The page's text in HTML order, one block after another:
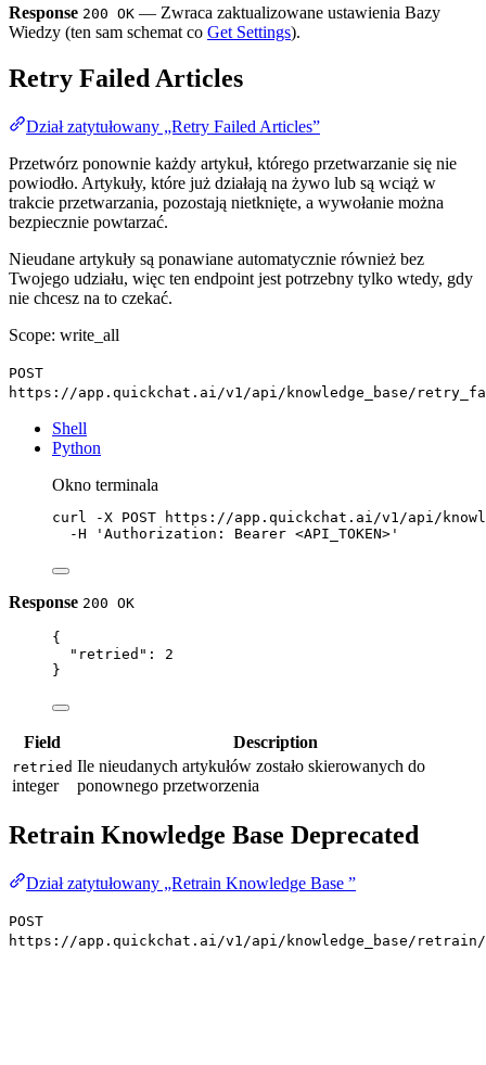
Response 200 OK — Zwraca zaktualizowane ustawienia Bazy
Wiedzy (ten sam schemat co Get Settings).
Retry Failed Articles
Dział zatytułowany „Retry Failed Articles”
Przetwórz ponownie każdy artykuł, którego przetwarzanie się nie
powiodło. Artykuły, które już działają na żywo lub są wciąż w
trakcie przetwarzania, pozostają nietknięte, a wywołanie można
bezpiecznie powtarzać.
Nieudane artykuły są ponawiane automatycznie również bez
Twojego udziału, więc ten endpoint jest potrzebny tylko wtedy, gdy
nie chcesz na to czekać.
Scope: write_all
POST
https://app.quickchat.ai/v1/api/knowledge_base/
Shell
Python
Okno terminala
curl -X POST
https://app.quickchat.ai/v1/api/
-H
'Authorization: Bearer <API_TOKEN>'
Response 200 OK
{
"retried" : 2
}
Field Description
retried
integer
Ile nieudanych artykułów zostało skierowanych do
ponownego przetworzenia
Retrain Knowledge Base Deprecated
Dział zatytułowany „Retrain Knowledge Base ”
POST
https://app.quickchat.ai/v1/api/knowledge_base/retrain/